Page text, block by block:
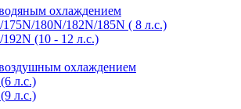
водяным охлаждением
180N/182N/185N ( 8 л.с.)
(10 - 12 л.с.)
воздушным охлаждением
л.с.)
л.с.)